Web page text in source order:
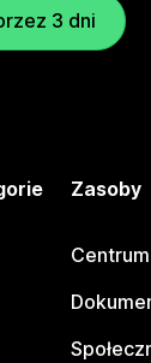
3 dni
Zasoby